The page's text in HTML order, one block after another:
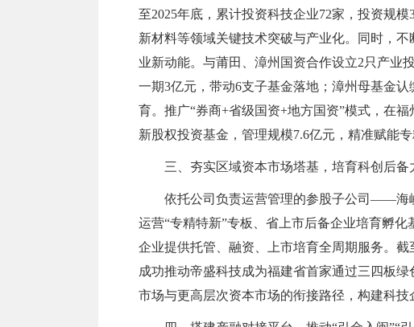
至2025年底，累计投资科技企业72家，投资规
新材料等领域关键技术突破与产业化。同时，
业新动能。与莆田、漳州国资合作设立2只产业
一期3亿元，带动6支子基金落地；漳州母基金
育。推广“券商+省级国资+地方国资”模式，在
新股权投资基金，管理规模7.6亿元，精准赋能
三、夯实区域资本市场塔基，培育科创后备
依托公司负责运营管理的参股子公司——海
运营“专精特新”专板、省上市后备企业培育孵
企业提供托管、融资、上市培育全周期服务。截
成功推动帝盛科技成为福建省首家通过三四板
市场与更高层次资本市场的衔接路径，构建科技